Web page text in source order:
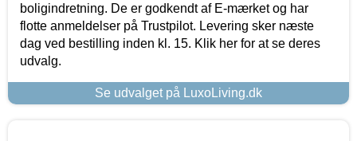
boligindretning. De er godkendt af E-mærket og har
flotte anmeldelser på Trustpilot. Levering sker næste
dag ved bestilling inden kl. 15. Klik her for at se deres
udvalg.
Se udvalget på LuxoLiving.dk